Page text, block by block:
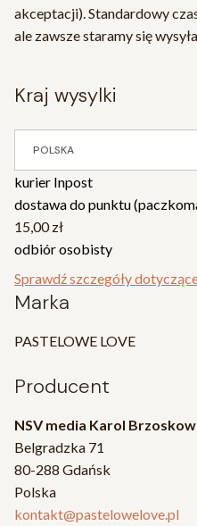
akceptacji). Standardowy
ale zawsze staramy się
kraj wysylki
POLSKA
kurier Inpost
dostawa do punktu
15,00 zł
odbiór osobisty
Sprawdź szczegóły
Marka
PASTELOWE LOVE
Producent
NSV media Karol
Belgradzka 71
80-288 Gdańsk
Polska
kontakt@pastelowelove.pl